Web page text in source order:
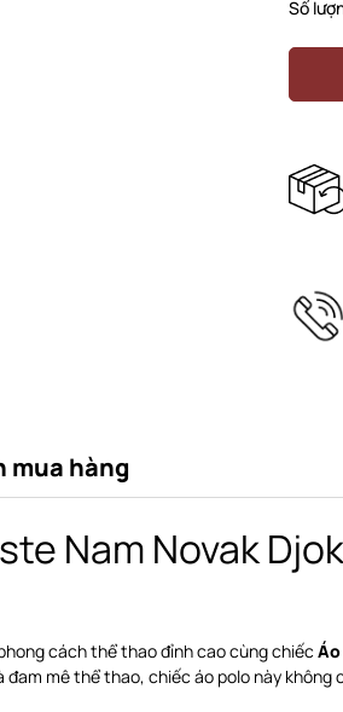
Số
mua hàng
Nam Novak
cách thể thao đỉnh cao cùng chiếc
mê thể thao, chiếc áo polo này